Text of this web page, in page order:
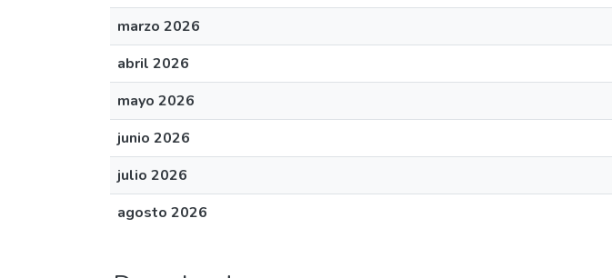
marzo 2026
abril 2026
mayo 2026
junio 2026
julio 2026
agosto 2026